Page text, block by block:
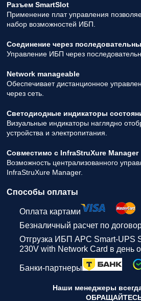
Разъем SmartSlot
Применение плат управления
набор возможностей ИБП.
Соединение через
Управление ИБП через
Network manageable
Обеспечивает дистанционное
через сеть.
Светодиодные индикаторы
Визуальные индикаторы наглядно
устройства и электропитания.
Совместимо с InfraStruXure Manager
Возможность централизованного
InfraStruXure Manager.
Способы оплаты
Оплата картами
Безналичный расчет по
Отгрузка ИБП APC Smart-UPS
230V with Network Card в день
Банки-партнеры
Наши менеджеры